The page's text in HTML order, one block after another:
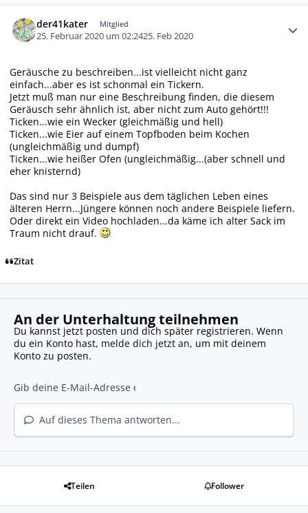
der41kater Mitglied
25. Februar 2020 um 02:2425. Feb 2020
Geräusche zu beschreiben...ist vielleicht nicht ganz
einfach...aber es ist schonmal ein Tickern.
Jetzt muß man nur eine Beschreibung finden, die diesem
Geräusch sehr ähnlich ist, aber nicht zum Auto gehört!!!
Ticken...wie ein Wecker (gleichmäßig und hell)
Ticken...wie Eier auf einem Topfboden beim Kochen
(ungleichmäßig und dumpf)
Ticken...wie heißer Ofen (ungleichmäßig...(aber schnell und
eher knisternd)
Das sind nur 3 Beispiele aus dem täglichen Leben eines
älteren Herrn...Jüngere können noch andere Beispiele liefern.
Oder direkt ein Video hochladen...da käme ich alter Sack im
Traum nicht drauf.
Zitat
An der Unterhaltung teilnehmen
Du kannst jetzt posten und dich später registrieren. Wenn
du ein Konto hast, melde dich jetzt an, um mit deinem
Konto zu posten.
Auf dieses Thema antworten...
Teilen Follower